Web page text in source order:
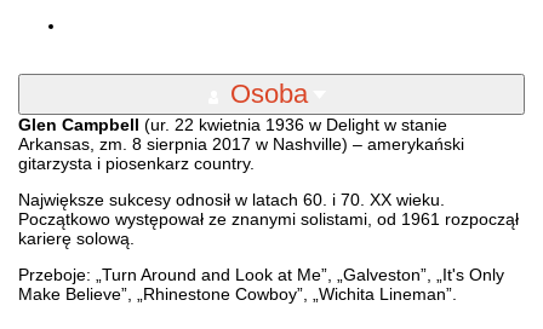
Osoba
Glen Campbell (ur. 22 kwietnia 1936 w Delight w stanie
Arkansas, zm. 8 sierpnia 2017 w Nashville) – amerykański
gitarzysta i piosenkarz country.
Największe sukcesy odnosił w latach 60. i 70. XX wieku.
Początkowo występował ze znanymi solistami, od 1961 rozpoczął
karierę solową.
Przeboje: „Turn Around and Look at Me”, „Galveston”, „It's Only
Make Believe”, „Rhinestone Cowboy”, „Wichita Lineman”.